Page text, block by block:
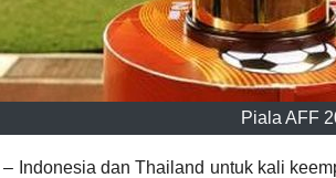
Piala AFF
– Indonesia dan Thailand untuk kali